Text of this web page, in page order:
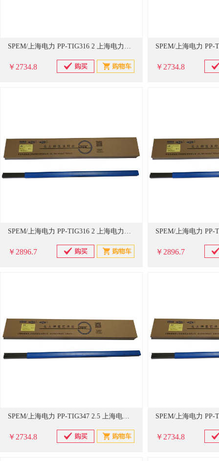
SPEM/上海电力 PP-TIG316 2 上海电力牌 承压设备用不锈钢钨极氩弧焊丝 PP-TIG316 2 20公斤/箱 单位：箱 (单位：箱)
￥2734.8 ￥2734.8
SPEM/上海电力 PP-TIG316 2 上海电力牌 承压设备用不锈钢钨极氩弧焊丝 PP-TIG316 2 20公斤/箱 单位：箱 (单位：箱)
￥2896.7 ￥2896.7
SPEM/上海电力 PP-TIG347 2.5 上海电力牌 承压设备用不锈钢钨极氩弧焊丝 PP-TIG347 2.5 20公斤/箱 单位：箱 (单位：箱)
￥2734.8 ￥2734.8